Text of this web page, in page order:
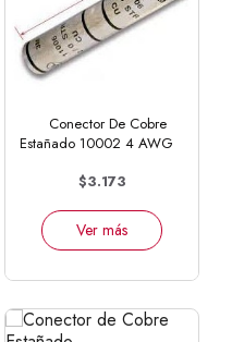
Conector De Cobre
Estañado 10002 4 AWG
$3.173
Ver más